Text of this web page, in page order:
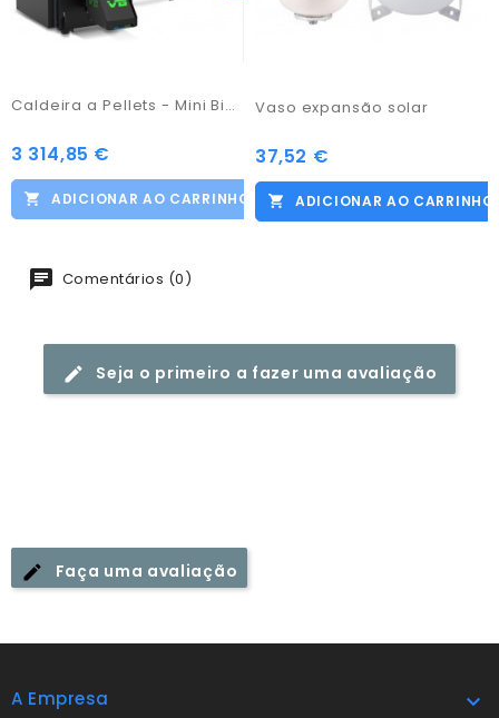
Caldeira a Pellets - Mini Bio B 21KW
Preço
3 314,85 €
ADICIONAR AO CARRINHO
Vaso expansão solar
Preço
37,52 €
ADICIONAR AO CARRINHO
Comentários (0)
Seja o primeiro a fazer uma avaliação
Faça uma avaliação
A Empresa 